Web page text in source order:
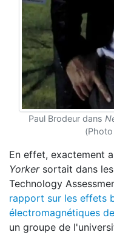
Paul Brodeur dans
(Photo
En effet, exactement
Yorkersortait dans
Technology
rapport sur les effets
électromagnétiques
un groupe de